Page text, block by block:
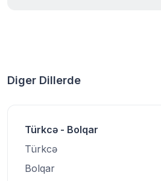
Diger Dillerde
Türkcə - Bolqar
Türkcə
Bolqar